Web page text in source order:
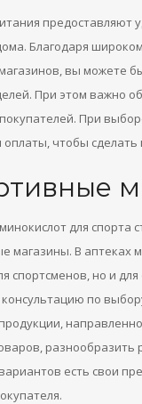
Благодаря
вы можете
При этом важно
При
чтобы
для спорта
магазины. В
спортсменов, но и
по
есть свои